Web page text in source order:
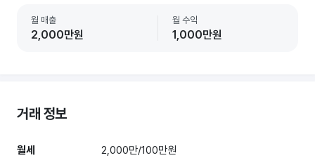
월 매출
2,000만원
월 수익
1,000만원
거래 정보
월세 2,000만/100만원